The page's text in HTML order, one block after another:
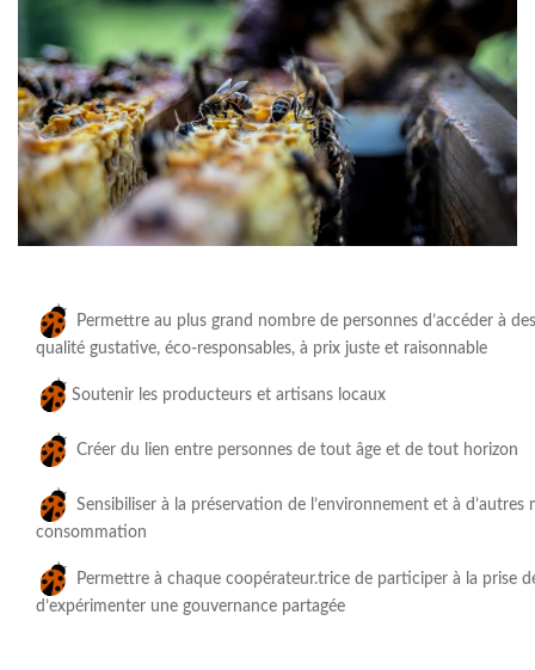
Permettre au plus grand nombre de personnes d’accéder à
qualité gustative, éco-responsables, à prix juste et raisonnable
Soutenir les producteurs et artisans locaux
Créer du lien entre personnes de tout âge et de tout horizon
Sensibiliser à la préservation de l’environnement et à d’autres
consommation
Permettre à chaque coopérateur.trice de participer à la prise
d’expérimenter une gouvernance partagée